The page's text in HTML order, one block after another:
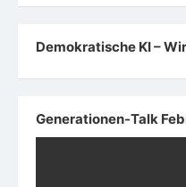
Demokratische KI –
Generationen-Talk